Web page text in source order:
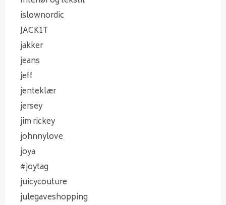
islownordic
JACK1T
jakker
jeans
jeff
jenteklær
jersey
jim rickey
johnnylove
joya
#joytag
juicycouture
julegaveshopping